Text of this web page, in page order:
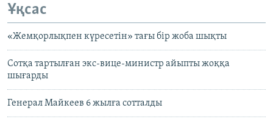
Ұқсас
«Жемқорлықпен күресетін» тағы бір жоба шықты
Сотқа тартылған экс-вице-министр айыпты жоққа
шығарды
Генерал Майкеев 6 жылға сотталды